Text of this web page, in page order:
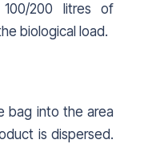
200 litres of
biological load.
bag into the area
is dispersed.